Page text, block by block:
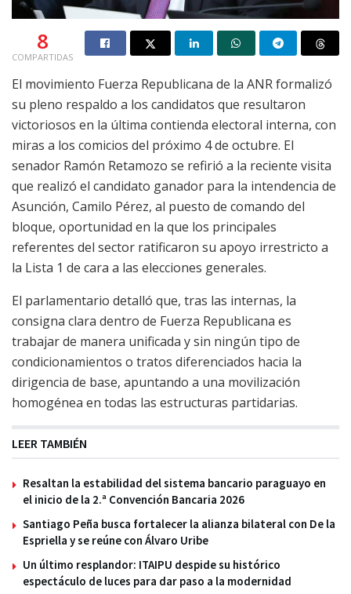
8
COMPARTIDAS
El movimiento Fuerza Republicana de la ANR formalizó
su pleno respaldo a los candidatos que resultaron
victoriosos en la última contienda electoral interna, con
miras a los comicios del próximo 4 de octubre. El
senador Ramón Retamozo se refirió a la reciente visita
que realizó el candidato ganador para la intendencia de
Asunción, Camilo Pérez, al puesto de comando del
bloque, oportunidad en la que los principales
referentes del sector ratificaron su apoyo irrestricto a
la Lista 1 de cara a las elecciones generales.
El parlamentario detalló que, tras las internas, la
consigna clara dentro de Fuerza Republicana es
trabajar de manera unificada y sin ningún tipo de
condicionamientos o tratos diferenciados hacia la
dirigencia de base, apuntando a una movilización
homogénea en todas las estructuras partidarias.
LEER TAMBIÉN
Resaltan la estabilidad del sistema bancario paraguayo en
el inicio de la 2.ª Convención Bancaria 2026
Santiago Peña busca fortalecer la alianza bilateral con De la
Espriella y se reúne con Álvaro Uribe
Un último resplandor: ITAIPU despide su histórico
espectáculo de luces para dar paso a la modernidad